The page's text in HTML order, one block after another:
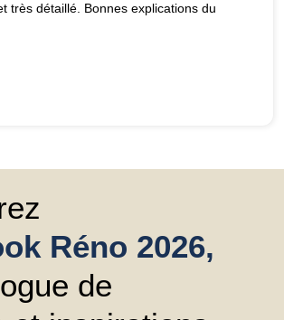
très détaillé. Bonnes explications du
Réno 2026,
de